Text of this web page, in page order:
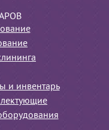
и инвентарь